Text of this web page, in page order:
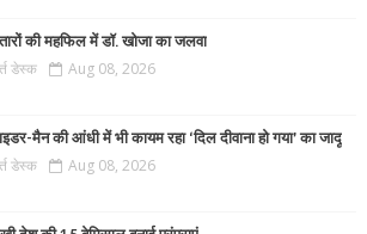
की महफिल में डॉ. खोजा का जलवा
डेस्क Aug 08, 2026
मैन की आंधी में भी कायम रहा ‘दिल दीवाना हो गया’ का जादू
डेस्क Aug 08, 2026